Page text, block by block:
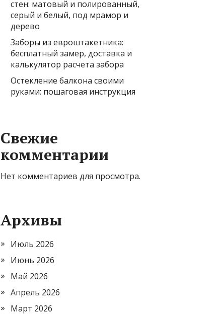
стен: матовый и полированный,
серый и белый, под мрамор и
дерево
Заборы из евроштакетника:
бесплатный замер, доставка и
калькулятор расчета забора
Остекление балкона своими
руками: пошаговая инструкция
Свежие
комментарии
Нет комментариев для просмотра.
Архивы
Июль 2026
Июнь 2026
Май 2026
Апрель 2026
Март 2026